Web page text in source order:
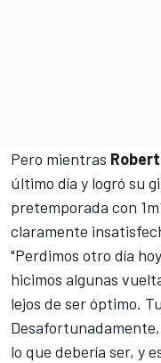
Pero mientras
último día y logró su
pretemporada con
claramente
"Perdimos otro día
hicimos algunas
lejos de ser óptimo.
lo que debería ser, y